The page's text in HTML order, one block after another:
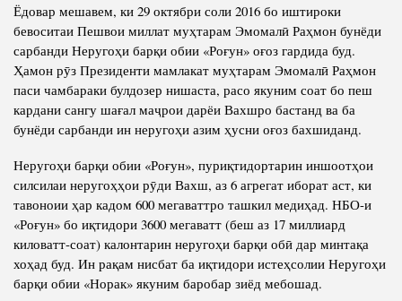
Ёдовар мешавем, ки 29 октябри соли 2016 бо иштироки
бевоситаи Пешвои миллат муҳтарам Эмомалӣ Раҳмон бунёди
сарбанди Неругоҳи барқи обии «Роғун» оғоз гардида буд.
Ҳамон рӯз Президенти мамлакат муҳтарам Эмомалӣ Раҳмон
паси чамбараки булдозер нишаста, расо якуним соат бо пеш
кардани сангу шағал маҷрои дарёи Вахшро бастанд ва ба
бунёди сарбанди ин неругоҳи азим ҳусни оғоз бахшиданд.
Неругоҳи барқи обии «Роғун», пуриқтидортарин иншоотҳои
силсилаи неругоҳҳои рӯди Вахш, аз 6 агрегат иборат аст, ки
тавоноии ҳар кадом 600 мегаваттро ташкил медиҳад. НБО-и
«Роғун» бо иқтидори 3600 мегаватт (беш аз 17 миллиард
киловатт-соат) калонтарин неругоҳи барқи обӣ дар минтақа
хоҳад буд. Ин рақам нисбат ба иқтидори истеҳсолии Неругоҳи
барқи обии «Норак» якуним баробар зиёд мебошад.